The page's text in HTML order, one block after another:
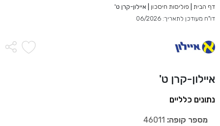
דף הבית פוליסות חיסכון
איילון-קרן ט'
דו"ח מעודכן לתאריך: 06/2026
איילון-קרן ט'
נתונים כלליים
מספר קופה: